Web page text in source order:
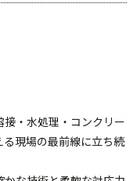
・水処理・コンクリー
る現場の最前線に立ち続